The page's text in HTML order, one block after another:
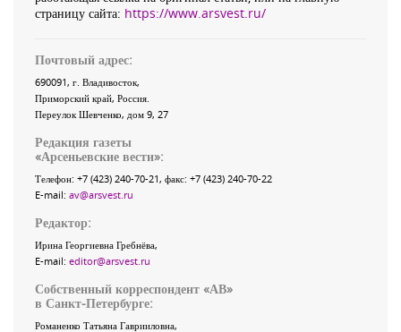
страницу сайта: https://www.arsvest.ru/
Почтовый адрес:
690091, г. Владивосток,
Приморский край, Россия
Переулок Шевченко, дом 9, 27
Редакция газеты
«Арсеньевские вести»:
Телефон: +7 (423) 240-70-21, факс: +7 (423) 240-70-22
E-mail: av@arsvest.ru
Редактор:
Ирина Георгиевна Гребнёва,
E-mail: editor@arsvest.ru
Собственный корреспондент «АВ»
в Санкт-Петербурге:
Романенко Татьяна Гаврииловна,